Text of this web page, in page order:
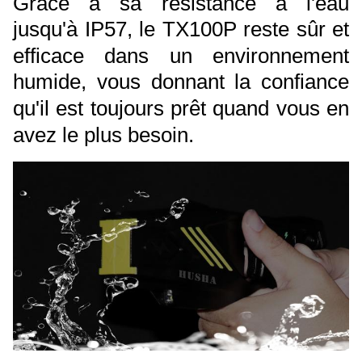
jusqu'à IP57, le TX100P reste sûr et
efficace dans un environnement
humide, vous donnant la confiance
qu'il est toujours prêt quand vous en
avez le plus besoin.